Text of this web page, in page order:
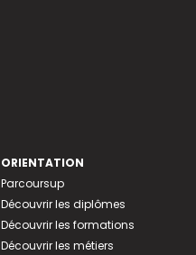
ORIENTATION
Parcoursup
Découvrir les diplômes
Découvrir les formations
Découvrir les métiers